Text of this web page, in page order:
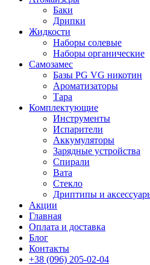
Баки
Дрипки
Жидкости
Наборы солевые
Наборы органические
Самозамес
Базы PG VG никотин
Ароматизаторы
Тара
Комплектующие
Инструменты
Испарители
Аккумуляторы
Зарядные устройства
Спирали
Вата
Стекло
Дриптипы и
Акции
Главная
Оплата и доставка
Блог
Контакты
+38 (096) 205-02-04